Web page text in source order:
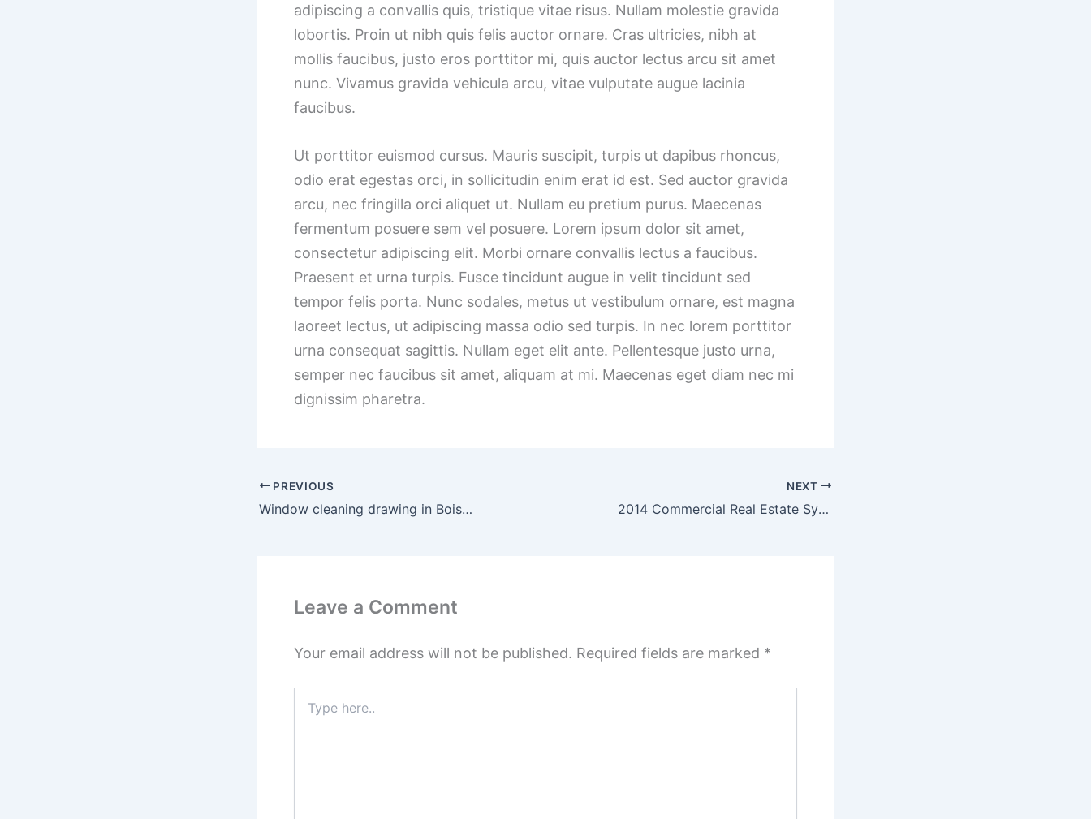
adipiscing a convallis quis, tristique vitae risus. Nullam molestie gravida
lobortis. Proin ut nibh quis felis auctor ornare. Cras ultricies, nibh at
mollis faucibus, justo eros porttitor mi, quis auctor lectus arcu sit amet
nunc. Vivamus gravida vehicula arcu, vitae vulputate augue lacinia
faucibus.
Ut porttitor euismod cursus. Mauris suscipit, turpis ut dapibus rhoncus,
odio erat egestas orci, in sollicitudin enim erat id est. Sed auctor gravida
arcu, nec fringilla orci aliquet ut. Nullam eu pretium purus. Maecenas
fermentum posuere sem vel posuere. Lorem ipsum dolor sit amet,
consectetur adipiscing elit. Morbi ornare convallis lectus a faucibus.
Praesent et urna turpis. Fusce tincidunt augue in velit tincidunt sed
tempor felis porta. Nunc sodales, metus ut vestibulum ornare, est magna
laoreet lectus, ut adipiscing massa odio sed turpis. In nec lorem porttitor
urna consequat sagittis. Nullam eget elit ante. Pellentesque justo urna,
semper nec faucibus sit amet, aliquam at mi. Maecenas eget diam nec mi
dignissim pharetra.
PREVIOUS
Window cleaning drawing in Boise!!
NEXT
2014 Commercial Real Estate Symposium
Leave a Comment
Your email address will not be published. Required fields are marked *
here..